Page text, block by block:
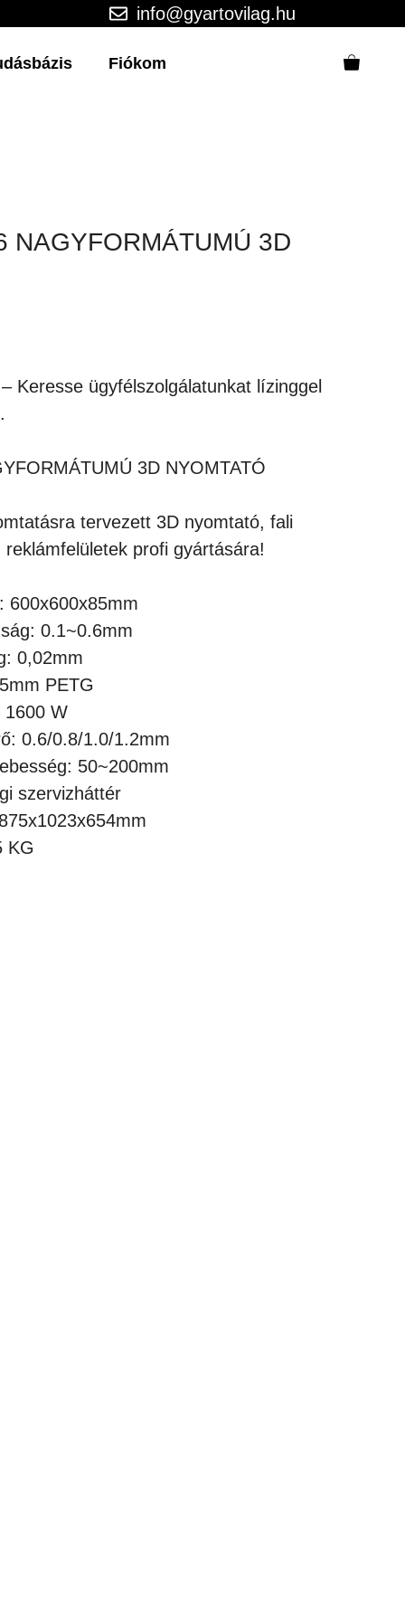
info@gyartovilag.hu
Fiókom
NAGYFORMÁTUMÚ 3D
Keresse ügyfélszolgálatunkat lízinggel
3D NYOMTATÓ
tervezett 3D nyomtató, fali
profi gyártására!
600x600x85mm
0.1~0.6mm
0,02mm
PETG
1600 W
0.6/0.8/1.0/1.2mm
50~200mm
szervizháttér
KG